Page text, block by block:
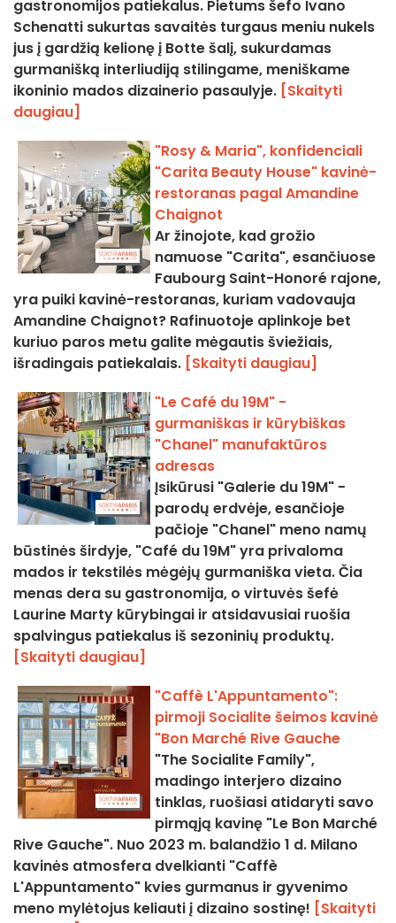
gastronomijos patiekalus. Pietums šefo Ivano
Schenatti sukurtas savaitės turgaus meniu nukels
jus į gardžią kelionę į Botte šalį, sukurdamas
gurmanišką interliudiją stilingame, meniškame
ikoninio mados dizainerio pasaulyje. [Skaityti
daugiau]
"Rosy & Maria", konfidenciali
"Carita Beauty House" kavinė-
restoranas pagal Amandine
Chaignot
Ar žinojote, kad grožio
namuose "Carita", esančiuose
Faubourg Saint-Honoré rajone,
yra puiki kavinė-restoranas, kuriam vadovauja
Amandine Chaignot? Rafinuotoje aplinkoje bet
kuriuo paros metu galite mėgautis šviežiais,
išradingais patiekalais. [Skaityti daugiau]
"Le Café du 19M" -
gurmaniškas ir kūrybiškas
"Chanel" manufaktūros
adresas
Įsikūrusi "Galerie du 19M" -
parodų erdvėje, esančioje
pačioje "Chanel" meno namų
būstinės širdyje, "Café du 19M" yra privaloma
mados ir tekstilės mėgėjų gurmaniška vieta. Čia
menas dera su gastronomija, o virtuvės šefė
Laurine Marty kūrybingai ir atsidavusiai ruošia
spalvingus patiekalus iš sezoninių produktų.
[Skaityti daugiau]
"Caffè L'Appuntamento":
pirmoji Socialite šeimos kavinė
"Bon Marché Rive Gauche
"The Socialite Family",
madingo interjero dizaino
tinklas, ruošiasi atidaryti savo
pirmąją kavinę "Le Bon Marché
Rive Gauche". Nuo 2023 m. balandžio 1 d. Milano
kavinės atmosfera dvelkianti "Caffè
L'Appuntamento" kvies gurmanus ir gyvenimo
meno mylėtojus keliauti į dizaino sostinę! [Skaityti